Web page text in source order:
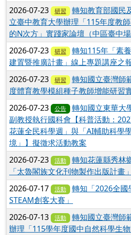
2026-07-23 研習
轉知教育部國民
立臺中教育大學辦理「115年度教
的N次方」實踐家論壇（中區臺中場
2026-07-23 研習
轉知115年「素
建置暨推廣計畫」線上專題講座之
2026-07-23 研習
轉知國立臺灣師
度體育教學模組種子教師增能研習
2026-07-23 公告
轉知國立東華大
副教授執行國科會【科普活動：
花蓮全民科學週」與「AI輔助科學
境」】擬徵求活動教案
2026-07-23 活動
轉知花蓮縣秀林
「太魯閣族文化刊物製作出版計畫
2026-07-17 活動
轉知「2026全國
STEAM創客大賽」
2026-07-13 活動
轉知國立臺灣師
辦理「115學年度國中自然科學生物